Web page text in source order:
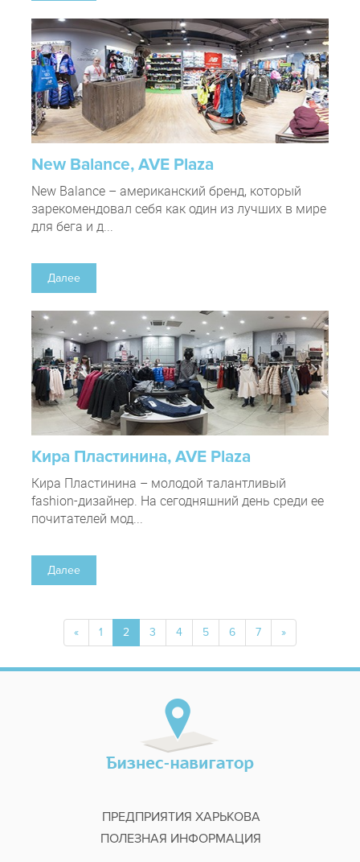
New Balance, AVE Plaza
New Balance – американский бренд, который
зарекомендовал себя как один из лучших в мире
для бега и д...
Далее
Кира Пластинина, AVE Plaza
Кира Пластинина – молодой талантливый
fashion-дизайнер. На сегодняшний день среди ее
почитателей мод...
Далее
« 1 2 3 4 5 6 7 »
ПРЕДПРИЯТИЯ ХАРЬКОВА
ПОЛЕЗНАЯ ИНФОРМАЦИЯ